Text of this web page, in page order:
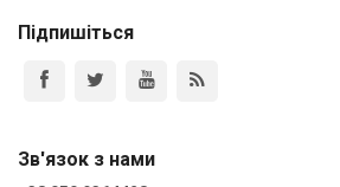
Підпишіться
Зв'язок з нами